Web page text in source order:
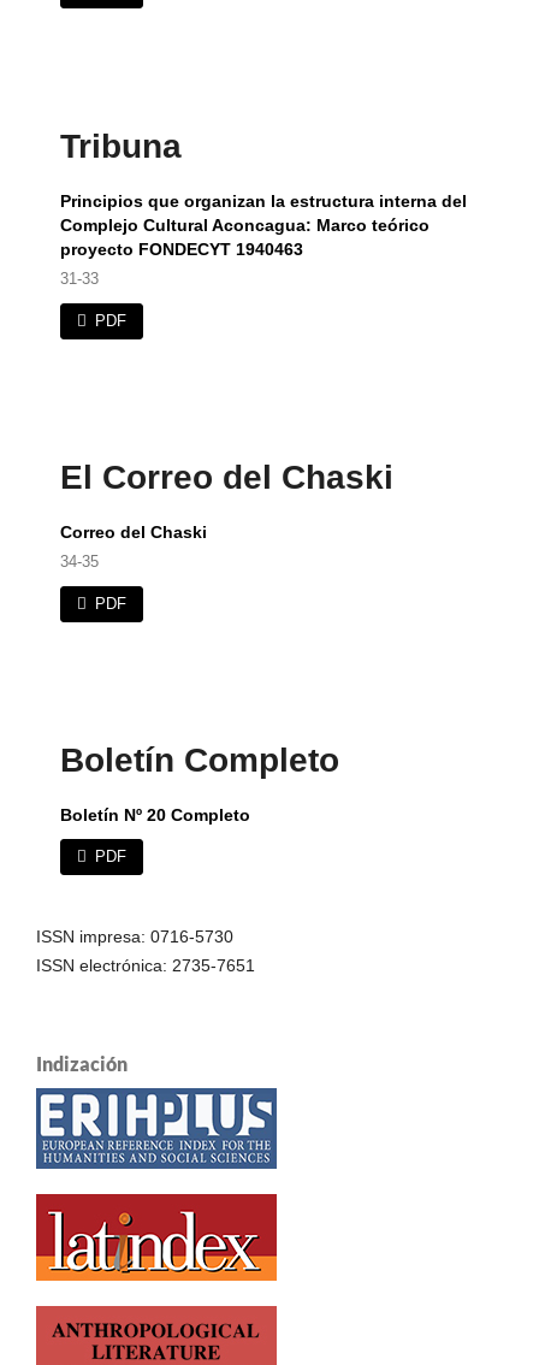
Tribuna
Principios que organizan la estructura interna del
Complejo Cultural Aconcagua: Marco teórico
proyecto FONDECYT 1940463
31-33
PDF
El Correo del Chaski
Correo del Chaski
34-35
PDF
Boletín Completo
Boletín Nº 20 Completo
PDF
ISSN impresa: 0716-5730
ISSN electrónica: 2735-7651
Indización